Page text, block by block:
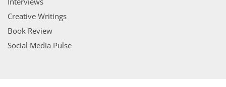
Creative Writings
Book Review
Social Media Pulse